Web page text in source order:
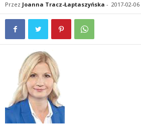
Przez Joanna Tracz-Łaptaszyńska - 2017-02-06